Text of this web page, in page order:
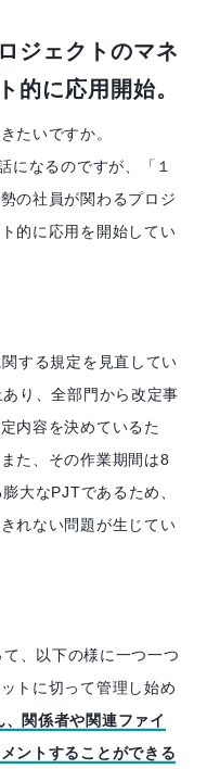
ジェクトのマネ
的に応用開始。
たいですか。
になるのですが、「１
の社員が関わるプロジ
的に応用を開始してい
する規定を見直してい
り、全部門から改定事
内容を決めているた
た、その作業期間は8
大なPJTであるため、
れない問題が生じてい
、以下の様に一つ一つ
トに切って管理し始め
関係者や関連ファイ
ントすることができる